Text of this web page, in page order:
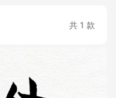
共 1 款